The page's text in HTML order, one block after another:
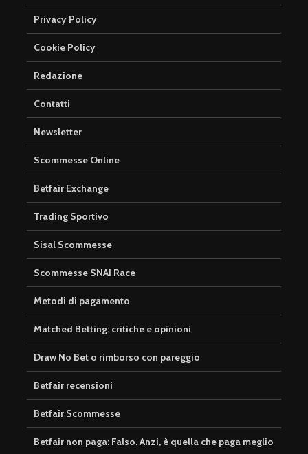
Privacy Policy
Cookie Policy
Redazione
Contatti
Newsletter
Scommesse Online
Betfair Exchange
Trading Sportivo
Sisal Scommesse
Scommesse SNAI Race
Metodi di pagamento
Matched Betting: critiche e opinioni
Draw No Bet o rimborso con pareggio
Betfair recensioni
Betfair Scommesse
Betfair non paga: Falso. Anzi, è quella che paga meglio